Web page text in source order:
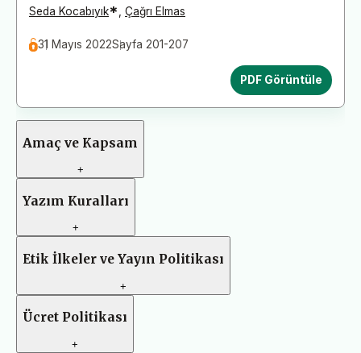
Seda Kocabıyık* Çağrı Elmas
31 Mayıs 2022Sayfa 201-207
PDF Görüntüle
Amaç ve Kapsam
+
Yazım Kuralları
+
Etik İlkeler ve Yayın Politikası
+
Ücret Politikası
+